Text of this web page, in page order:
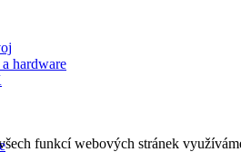
hardware
funkcí webových stránek